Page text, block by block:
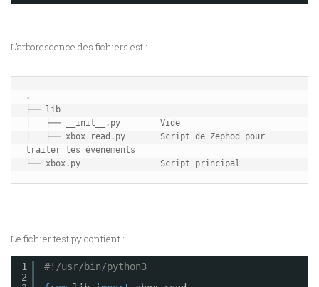
L’arborescence des fichiers est :
.
├── lib
│   ├── __init__.py        Vide
│   ├── xbox_read.py       Script de Zephod pour
traiter les évenements
Le fichier test.py contient :
1
2
#!/usr/bin/python3